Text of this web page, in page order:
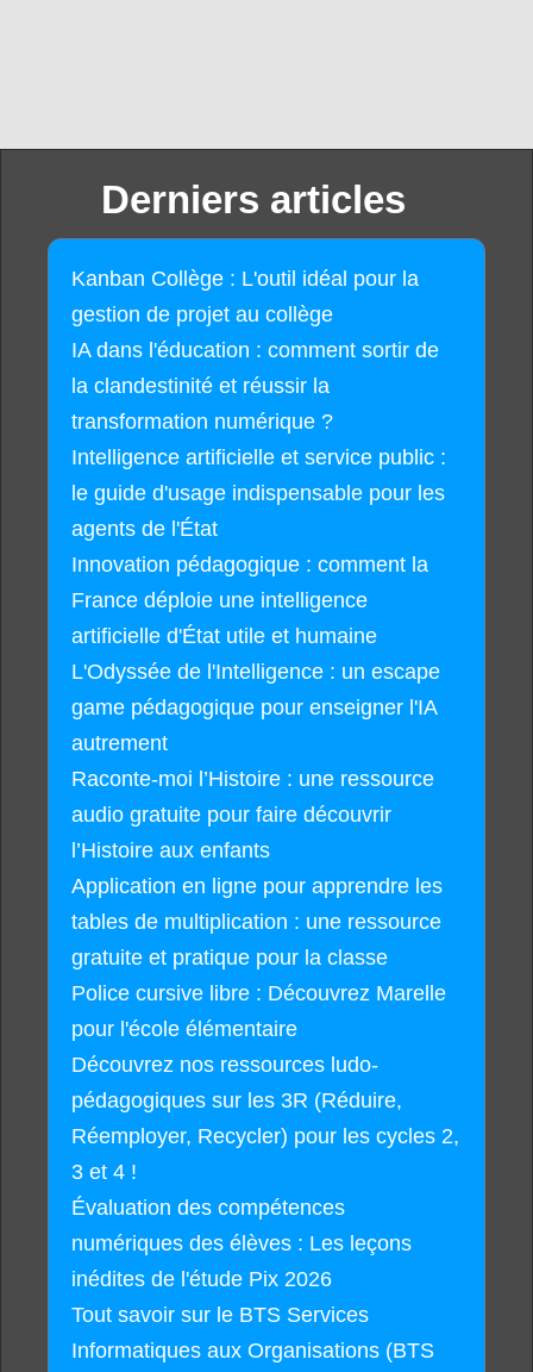
Derniers articles
Kanban Collège : L'outil idéal pour la
gestion de projet au collège
IA dans l'éducation : comment sortir de
la clandestinité et réussir la
transformation numérique ?
Intelligence artificielle et service public :
le guide d'usage indispensable pour les
agents de l'État
Innovation pédagogique : comment la
France déploie une intelligence
artificielle d'État utile et humaine
L'Odyssée de l'Intelligence : un escape
game pédagogique pour enseigner l'IA
autrement
Raconte-moi l’Histoire : une ressource
audio gratuite pour faire découvrir
l’Histoire aux enfants
Application en ligne pour apprendre les
tables de multiplication : une ressource
gratuite et pratique pour la classe
Police cursive libre : Découvrez Marelle
pour l'école élémentaire
Découvrez nos ressources ludo-
pédagogiques sur les 3R (Réduire,
Réemployer, Recycler) pour les cycles 2,
3 et 4 !
Évaluation des compétences
numériques des élèves : Les leçons
inédites de l'étude Pix 2026
Tout savoir sur le BTS Services
Informatiques aux Organisations (BTS